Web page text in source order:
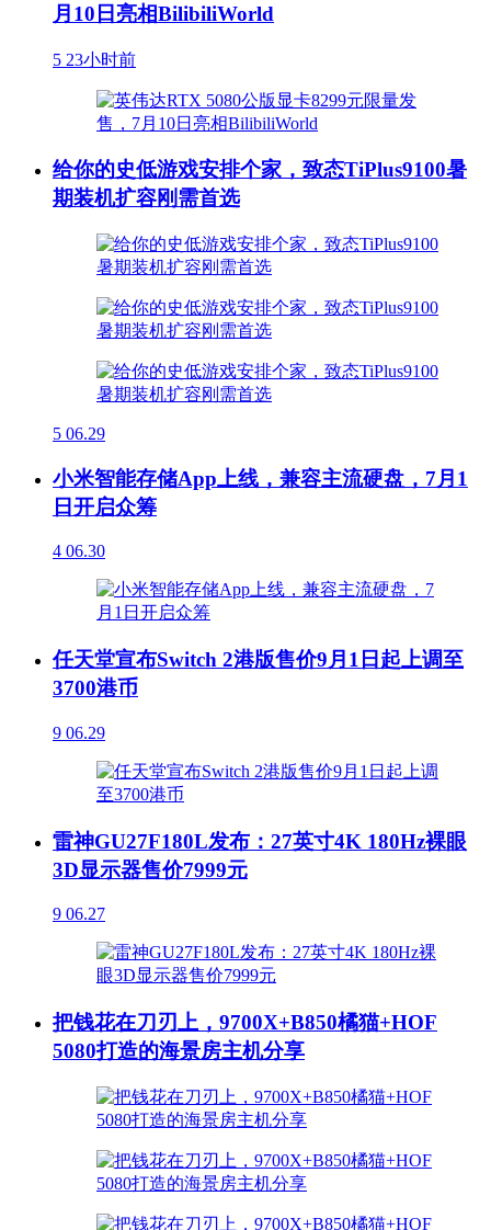
月10日亮相BilibiliWorld
5 23小时前
给你的史低游戏安排个家，致态TiPlus9100暑
期装机扩容刚需首选
5 06.29
小米智能存储App上线，兼容主流硬盘，7月1
日开启众筹
4 06.30
任天堂宣布Switch 2港版售价9月1日起上调至
3700港币
9 06.29
雷神GU27F180L发布：27英寸4K 180Hz裸眼
3D显示器售价7999元
9 06.27
把钱花在刀刃上，9700X+B850橘猫+HOF
5080打造的海景房主机分享